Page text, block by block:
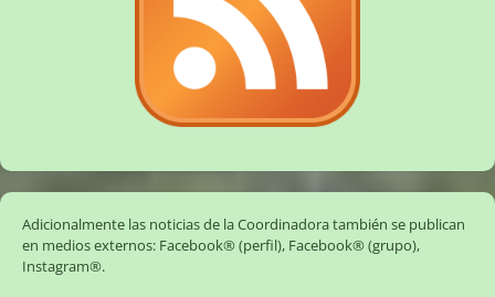
Adicionalmente las noticias de la Coordinadora también se publican
en medios externos: Facebook® (perfil), Facebook® (grupo),
Instagram®.